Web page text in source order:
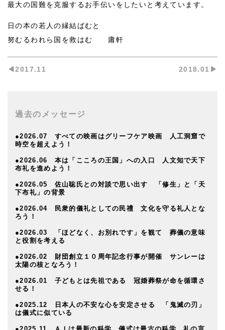
最大の国難を克服するお手伝いをしたいと考えています。
日の本の若人の縁結ばむと
努むるわれら国を救はむ 庸軒
◀︎2017.11 2018.01▶︎
過去のメッセージ
●2026.07 すべての映画はグリーフケア映画 人工洞窟で
時空を超えよう！
●2026.06 本は「こころの王国」への入口 人文知で天下
布礼を進めよう！
●2026.05 佐山聡氏との対談で思い出す 「修生」と「天
下布礼」の背景
●2026.04 民衆的儀礼としての民禮 文化を守る礼人とな
ろう！
●2026.03 「ほどなく、お別れです」を観て 葬儀の意味
と役割を考える
●2026.02 財団創立１０周年記念行事が開催 サンレーは
太陽の核となろう！
●2026.01 子どもとは先祖である 冠婚葬祭が命を循環さ
せる！
●2025.12 日本人の不安な心を安定させる 「鬼滅の刃」
は儀式に似ている